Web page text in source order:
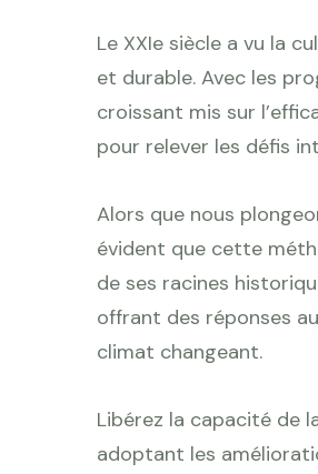
Le XXIe siècle a vu la
et durable. Avec les
croissant mis sur
pour relever les défis
Alors que nous
évident que cette
de ses racines
offrant des réponses
climat changeant.
Libérez la capacité de
adoptant les